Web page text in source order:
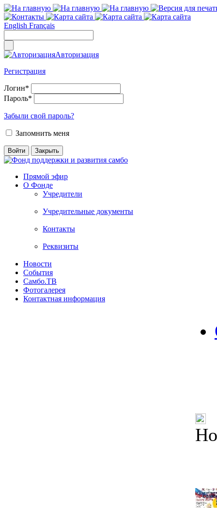
English Français
Авторизация
Регистрация
Логин*
Пароль*
Забыли свой пароль?
Запомнить меня
Прямой эфир
О Фонде
Учредители
Учредительные документы
Контакты
Реквизиты
Новости
События
Самбо.ТВ
Фотогалерея
Контактная информация